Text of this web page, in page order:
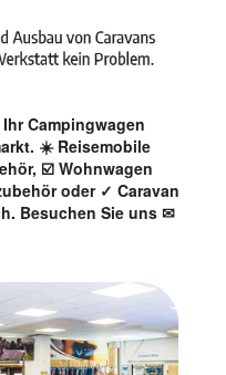
Campingwagen
☀️ Reisemobile
☑️ Wohnwagen
oder ✓ Caravan
Besuchen Sie uns ✉